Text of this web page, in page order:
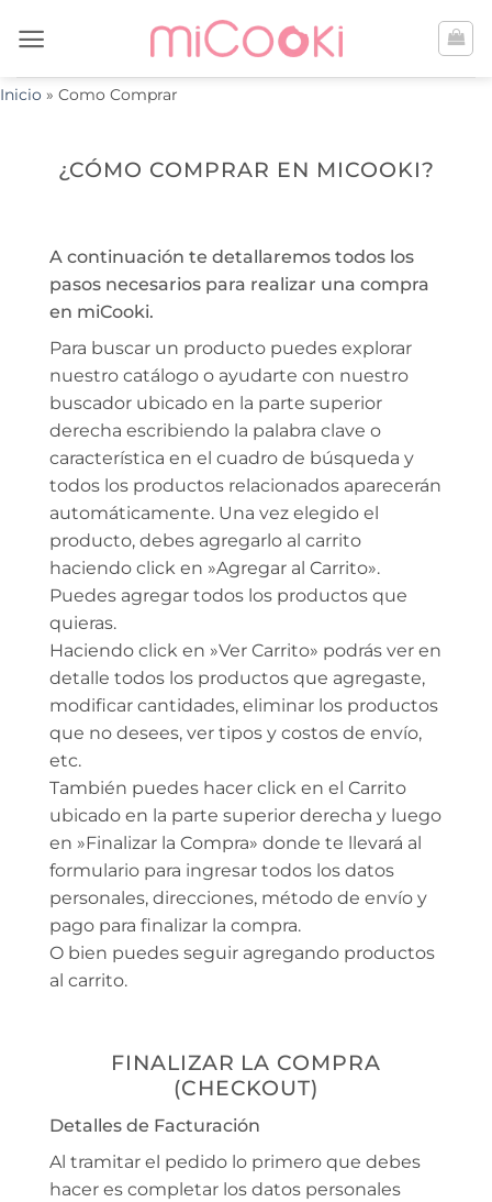
Inicio » Como Comprar
¿CÓMO COMPRAR EN MICOOKI?
A continuación te detallaremos todos los
pasos necesarios para realizar una compra
en miCooki.
Para buscar un producto puedes explorar
nuestro catálogo o ayudarte con nuestro
buscador ubicado en la parte superior
derecha escribiendo la palabra clave o
característica en el cuadro de búsqueda y
todos los productos relacionados aparecerán
automáticamente. Una vez elegido el
producto, debes agregarlo al carrito
haciendo click en »Agregar al Carrito».
Puedes agregar todos los productos que
quieras.
Haciendo click en »Ver Carrito» podrás ver en
detalle todos los productos que agregaste,
modificar cantidades, eliminar los productos
que no desees, ver tipos y costos de envío,
etc.
También puedes hacer click en el Carrito
ubicado en la parte superior derecha y luego
en »Finalizar la Compra» donde te llevará al
formulario para ingresar todos los datos
personales, direcciones, método de envío y
pago para finalizar la compra.
O bien puedes seguir agregando productos
al carrito.
FINALIZAR LA COMPRA
(CHECKOUT)
Detalles de Facturación
Al tramitar el pedido lo primero que debes
hacer es completar los datos personales